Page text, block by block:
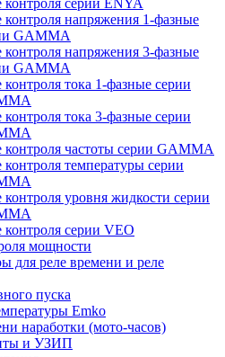
контроля напряжения 1-фазные
GAMMA
контроля напряжения 3-фазные
GAMMA
контроля тока 1-фазные серии
контроля тока 3-фазные серии
контроля частоты серии GAMMA
контроля температуры серии
контроля уровня жидкости серии
контроля серии VEO
мощности
для реле времени и реле
пуска
Emko
наработки (мото-часов)
и УЗИП